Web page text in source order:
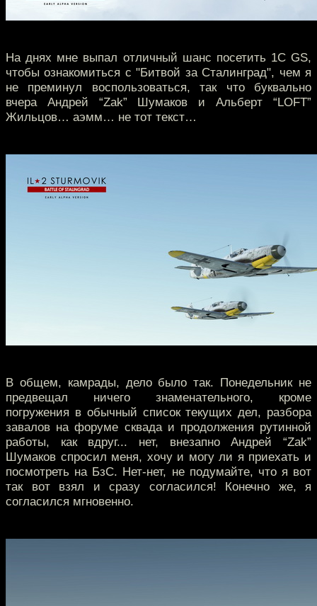
На днях мне выпал отличный шанс посетить 1С GS,
чтобы ознакомиться с "Битвой за Сталинград", чем я
не преминул воспользоваться, так что буквально
вчера Андрей “Zak” Шумаков и Альберт “LOFT”
Жильцов… аэмм… не тот текст…
В общем, камрады, дело было так. Понедельник не
предвещал ничего знаменательного, кроме
погружения в обычный список текущих дел, разбора
завалов на форуме сквада и продолжения рутинной
работы, как вдруг... нет, внезапно Андрей “Zak”
Шумаков спросил меня, хочу и могу ли я приехать и
посмотреть на БзС. Нет-нет, не подумайте, что я вот
так вот взял и сразу согласился! Конечно же, я
согласился мгновенно.